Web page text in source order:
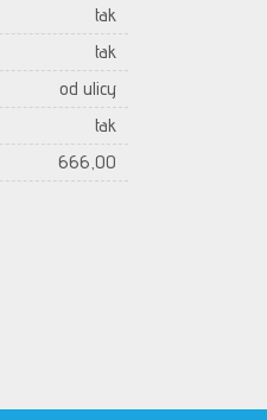
tak
tak
od ulicy
tak
666,00